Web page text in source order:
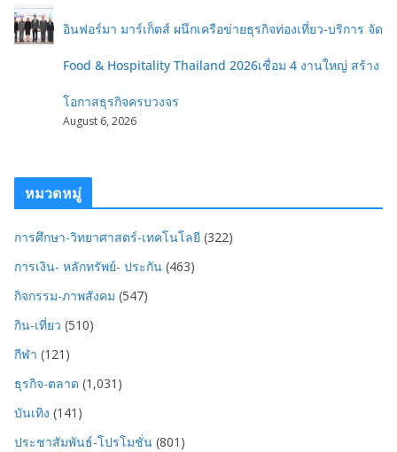
อินฟอร์มา มาร์เก็ตส์ ผนึกเครือข่ายธุรกิจท่องเที่ยว-บริการ จัด
Food & Hospitality Thailand 2026เชื่อม 4 งานใหญ่ สร้าง
โอกาสธุรกิจครบวงจร
August 6, 2026
หมวดหมู่
การศึกษา-วิทยาศาสตร์-เทคโนโลยี (322)
การเงิน- หลักทรัพย์- ประกัน (463)
กิจกรรม-ภาพสังคม (547)
กิน-เที่ยว (510)
กีฬา (121)
ธุรกิจ-ตลาด (1,031)
บันเทิง (141)
ประชาสัมพันธ์-โปรโมชั่น (801)